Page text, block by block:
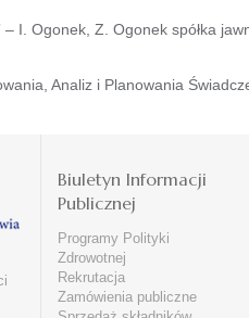
– I. Ogonek, Z. Ogonek spółka
Analiz i Planowania
Biuletyn Informacji
Publicznej
Programy Polityki
Zdrowotnej
Rekrutacja
Zamówienia publiczne